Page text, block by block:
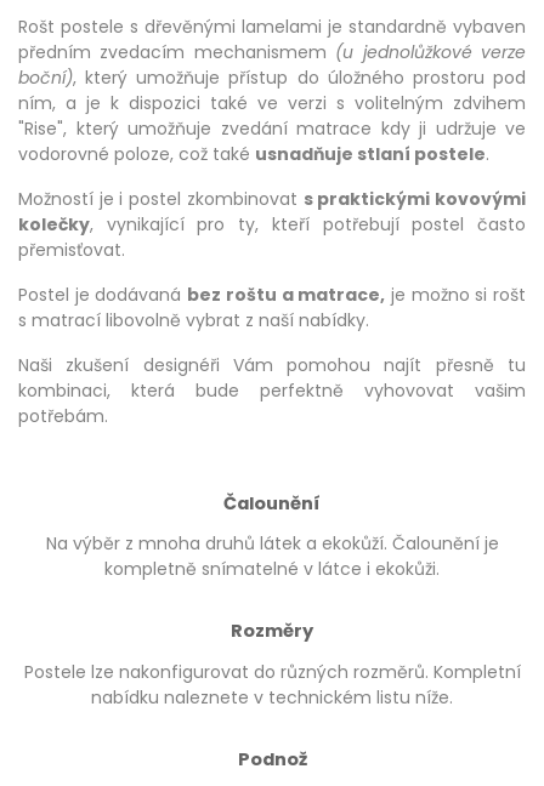
Rošt postele s dřevěnými lamelami je standardně vybaven
předním zvedacím mechanismem (u jednolůžkové verze
boční), který umožňuje přístup do úložného prostoru pod
ním, a je k dispozici také ve verzi s volitelným zdvihem
"Rise", který umožňuje zvedání matrace kdy ji udržuje ve
vodorovné poloze, což také usnadňuje stlaní postele.
Možností je i postel zkombinovat s praktickými kovovými
kolečky, vynikající pro ty, kteří potřebují postel často
přemisťovat.
Postel je dodávaná bez roštu a matrace, je možno si rošt
s matrací libovolně vybrat z naší nabídky.
Naši zkušení designéři Vám pomohou najít přesně tu
kombinaci, která bude perfektně vyhovovat vašim
potřebám.
Čalounění
Na výběr z mnoha druhů látek a ekokůží. Čalounění je
kompletně snímatelné v látce i ekokůži.
Rozměry
Postele lze nakonfigurovat do různých rozměrů. Kompletní
nabídku naleznete v technickém listu níže.
Podnož